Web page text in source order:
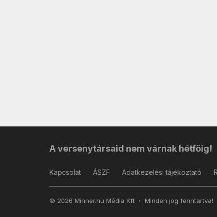
A versenytársaid nem várnak hétfőig!
Kapcsolat ÁSZF Adatkezelési tájékoztató
© 2026 Minner.hu Média Kft Minden jog fenntartva!